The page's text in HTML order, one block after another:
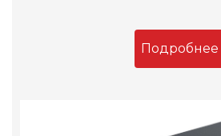
Подробнее